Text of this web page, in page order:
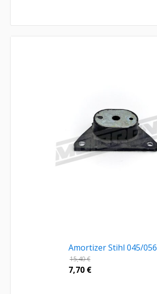
Amortizer Stihl 045/056
15,40€
7,70 €